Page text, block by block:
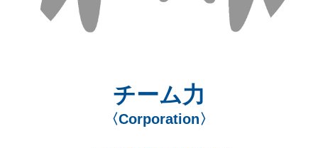
チーム力
〈Corporation〉